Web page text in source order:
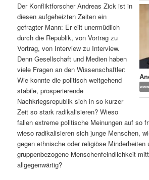
l
t
s
p
r
i
h
a
l
t
s
p
Der Konfliktforscher Andreas Zick ist in
diesen aufgeheizten Zeiten ein
gefragter Mann: Er eilt unermüdlich
durch die Republik, von Vortrag zu
Vortrag, von Interview zu Interview.
Denn Gesellschaft und Medien haben
viele Fragen an den Wissenschaftler:
Wie konnte die politisch weitgehend
stabile, prosperierende
Nachkriegsrepublik sich in so kurzer
Zeit so stark radikalisieren? Wieso
fallen extreme politische Meinungen auf so
wieso radikalisieren sich junge Menschen,
gegen ethnische oder religiöse Minderheiten
gruppenbezogene Menschenfeindlichkeit
allgegenwärtig?